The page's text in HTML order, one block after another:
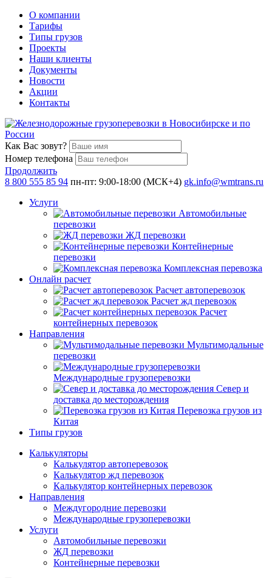
О компании
Тарифы
Типы грузов
Проекты
Наши клиенты
Документы
Новости
Акции
Контакты
Как Вас зовут?
Номер телефона
Продолжить
8 800 555 85 94 пн-пт: 9:00-18:00 (МСК+4) gk.info@wmtrans.ru
Услуги
Автомобильные
перевозки
ЖД перевозки
Контейнерные
перевозки
Комплексная перевозка
Онлайн расчет
Расчет автоперевозок
Расчет жд перевозок
Расчет
контейнерных перевозок
Направления
Мультимодальные
перевозки
Международные грузоперевозки
Север и
доставка до месторождения
Перевозка грузов из
Китая
Типы грузов
Калькуляторы
Калькулятор автоперевозок
Калькулятор жд перевозок
Калькулятор контейнерных перевозок
Направления
Междугородние перевозки
Международные грузоперевозки
Услуги
Автомобильные перевозки
ЖД перевозки
Контейнерные перевозки